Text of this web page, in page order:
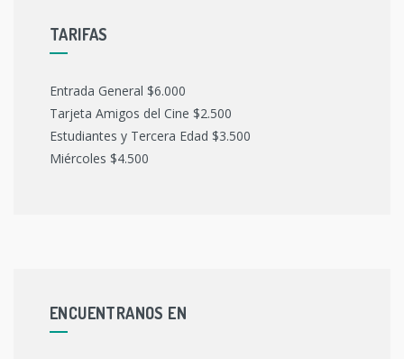
TARIFAS
Entrada General $6.000
Tarjeta Amigos del Cine $2.500
Estudiantes y Tercera Edad $3.500
Miércoles $4.500
ENCUENTRANOS EN